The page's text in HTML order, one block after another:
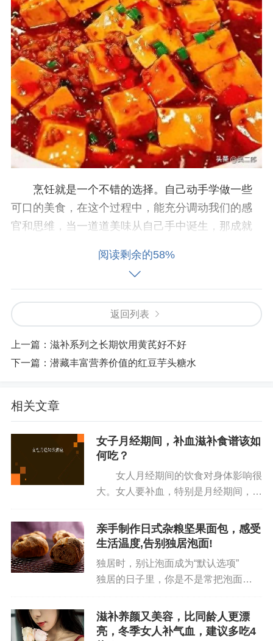
烹饪就是一个不错的选择。自己动手学做一些
可口的美食，在这个过程中，能充分调动我们的感
官和思维，当一道道美味从自己手中诞生，那成就
活的乐趣。接下来，就和我一起学做一道家常辣豆
腐，为生活增添一份别样的滋味。
准备工作
要做出美味的家常辣豆腐，首先得准备好原
料。需要一块鲜嫩的豆腐，它是这道菜的主角，豆
中才不容易破碎。葱和姜也是必不可少的，它们能
为菜肴增添独特的香味。还要准备一汤匙剁椒，剁
椒的辣味能赋予这道菜灵魂，喜欢更辣口味的可以
适当多放一些。另外，水淀粉、盐、鸡精和香油也
需提前备好，这些调料能让菜肴的味道更加丰富。
1. **爆香调料**：起油锅，让油慢慢烧热。待油
温合适后，将切好的葱、姜放入锅中，瞬间，锅中
便弥漫出一股浓郁的香味。接着，加入一汤匙剁椒
进行煸炒。随着铲子的翻动，剁椒在热油中翻滚，
欲大增。
阅读剩余的58%
返回列表
上一篇： 滋补系列之长期饮用黄芪好不好
下一篇： 潜藏丰富营养价值的红豆芋头糖水
相关文章
女子月经期间，补血滋补食谱该如
何吃？
女人月经期间的饮食对身体影响很
大。女人要补血，特别是月经期间，但
血量少、腹痛、经血排不干净等状况；
吃对了，不仅可以调整体质，还能改善
亲手制作日式杂粮坚果面包，感受
生活温度,告别独居泡面!
独居时，别让泡面成为“默认选项”
独居的日子里，你是不是常把泡面
确实快捷，但吃多了总少点“生活的温
度”——明明花半小时就能做份能嚼到
滋补养颜又美容，比同龄人更漂
亮，冬季女人补气血，建议多吃4